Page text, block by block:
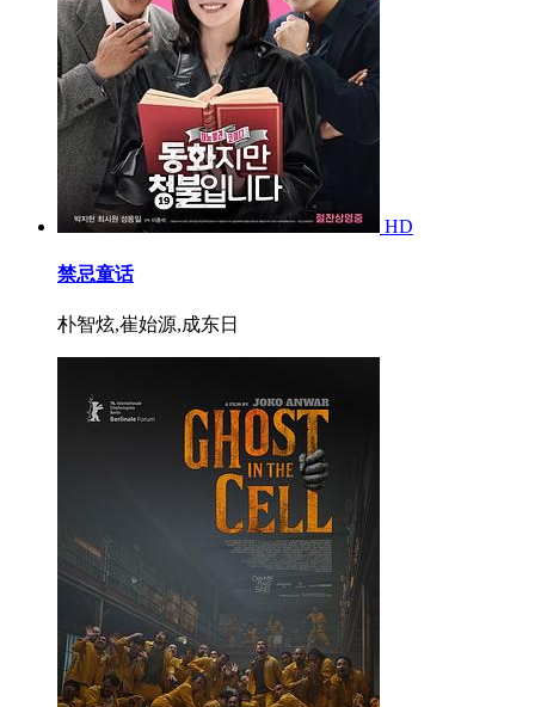
HD
禁忌童话
朴智炫,崔始源,成东日